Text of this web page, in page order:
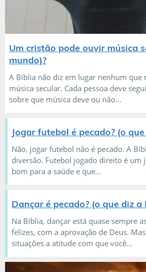
Um cristão pode ouvir música
mundo)?
A Bíblia não diz em lugar nenhum que
música secular. Cada pessoa deve
sobre que música deve ou não...
Jogar futebol é pecado? (o
Não, jogar futebol não é pecado. A
diversão. Futebol jogado direito é
bom para a saúde e que...
Dançar é pecado? (o que diz a
Na Bíblia, dançar está quase sempre
felizes, com a aprovação de Deus.
situações a atitude com que você...